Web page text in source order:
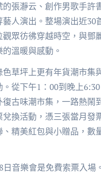
張瀞云、創作男歌手許
人演出。整場演出近30
眾彷彿穿越時空，與鄧
溫暖與感動。
草坪上更有年貨潮市集
從下午1：00到晚上
古味潮市集，一路熱鬧
換活動，憑三張當月發
精美紅包與小贈品，數
日音樂會是免費索票入場